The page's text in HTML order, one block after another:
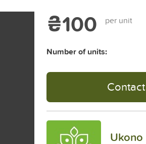
₴100 per unit
Number of units:
Contact
Ukono